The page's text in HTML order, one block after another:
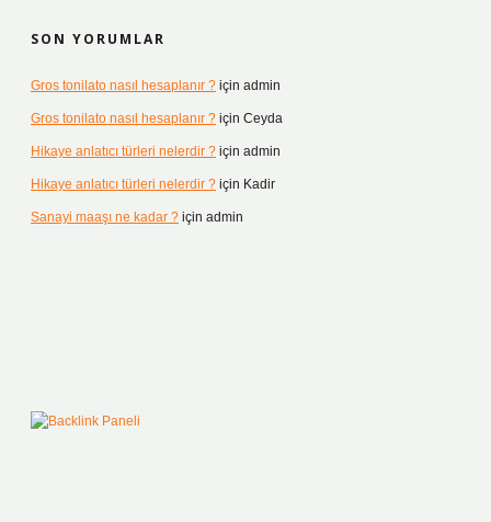
SON YORUMLAR
Gros tonilato nasıl hesaplanır ? için admin
Gros tonilato nasıl hesaplanır ? için Ceyda
Hikaye anlatıcı türleri nelerdir ? için admin
Hikaye anlatıcı türleri nelerdir ? için Kadir
Sanayi maaşı ne kadar ? için admin